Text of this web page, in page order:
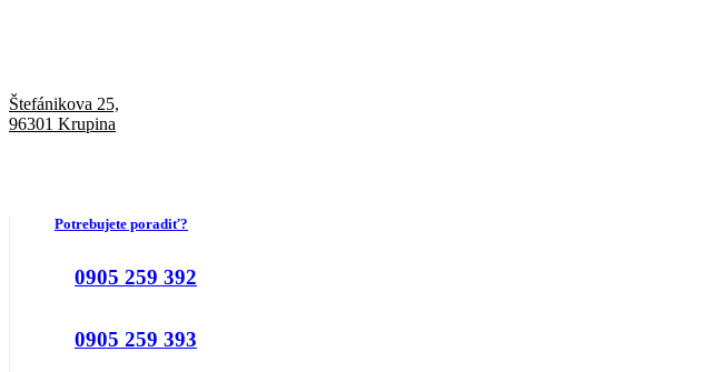
Štefánikova 25,
96301 Krupina
Potrebujete poradiť?
0905 259 392
0905 259 393